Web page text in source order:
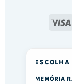
MEMÓRIA